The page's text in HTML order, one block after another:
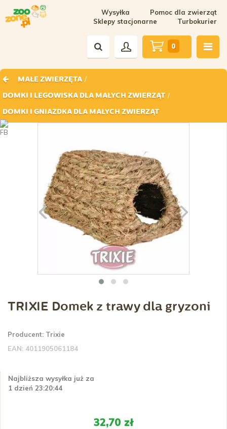
Pomoc dla zwierząt
Wysyłka
Turbokurier
Sklepy stacjonarne
MAŁE ZWIERZĘTA /
DOMKI I LEGOWISKA DLA MAŁYCH ZWIERZĄT /
DOMKI I GNIAZDKA DLA MAŁYCH ZWIERZĄT
0
TRIXIE Domek z trawy dla gryzoni
Producent: Trixie
EAN: 4011905061184
Najbliższa wysyłka już za
1 dzień 23:20:44
32,70 zł